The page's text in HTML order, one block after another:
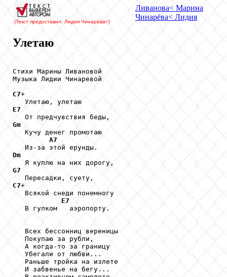
(Текст предоставил: Лидия Чинарёва<)
Ливанова< Марина
Чинарёва< Лидия
Улетаю
Стихи Марины Ливановой
Музыка Лидии Чинаревой
C7+
E7
Gm
Кучу денег промотаю
A7
Dm
G7
C7+
   Всякой снеди понемногу
E7
   В гулком   аэропорту.
   Всех бессонниц вереницы
   Покупаю за рубли,
   А когда-то за границу
   Убегали от любви...
   Раньше тройка на излете
   И забвенье на бегу...